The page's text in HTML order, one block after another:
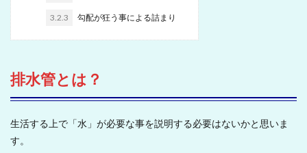
3.2.3 勾配が狂う事による詰まり
排水管とは？
生活する上で「水」が必要な事を説明する必要はないかと思いま
す。